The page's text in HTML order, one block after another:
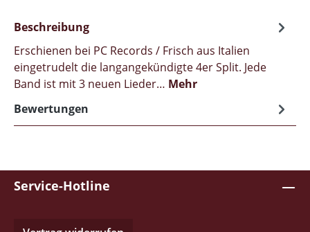
Beschreibung
Erschienen bei PC Records / Frisch aus Italien
eingetrudelt die langangekündigte 4er Split. Jede
Band ist mit 3 neuen Lieder… Mehr
Bewertungen
Service-Hotline